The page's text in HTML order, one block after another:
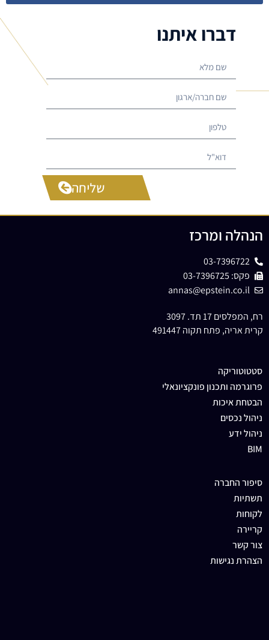
דברו איתנו
שליחה
הנהלה ומרכז
03-7396722
פקס: 03-7396725
annas@epstein.co.il
רח, המפלסים 17 תד. 3097
קרית אריה, פתח תקוה 491447
סטטוטוריקה
פרוגרמה ותכנון פונקציונאלי
הבטחת איכות
ניהול נכסים
ניהול ידע
BIM
סיפור החברה
תשתיות
לקוחות
קריירה
צור קשר
הצהרת נגישות